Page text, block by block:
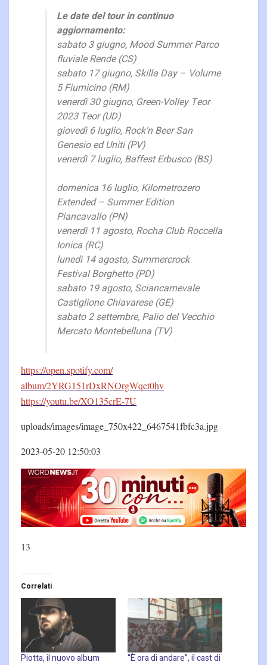
Le date del tour in continuo
aggiornamento:
­­­­sabato 3 giugno, Mood Summer Parco
fluviale Rende (CS)
sabato 17 giugno, Skilla Day – Volume
5 Fiumicino (RM)
venerdì 30 giugno, Green-Volley Teor
2023 Teor (UD)
giovedì 6 luglio, Rock’n Beer San
Genesio ed Uniti (PV)
venerdì 7 luglio, Baffest Erbusco (BS)
domenica 16 luglio, Kilometrozero
Extended – Summer Edition
Piancavallo (PN)
venerdì 11 agosto, Rocha Club Roccella
Ionica (RC)
lunedì 14 agosto, Summercrock
Festival Borghetto (PD)
sabato 19 agosto, Sciancarnevale
Castiglione Chiavarese (GE)
sabato 2 settembre, Palio del Vecchio
Mercato Montebelluna (TV)
https://open.spotify.com/
album/2YRG151rDxRNOrgWqet0hv
https://youtu.be/XO135crE-7U
uploads/images/image_750x422_6467541fbfc3a.jpg
2023-05-20 12:50:03
13
Correlati
Piotta, il nuovo album
“È ora di andare”, il cast di